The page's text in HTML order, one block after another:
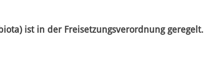
ist in der Freisetzungsverordnung geregelt.